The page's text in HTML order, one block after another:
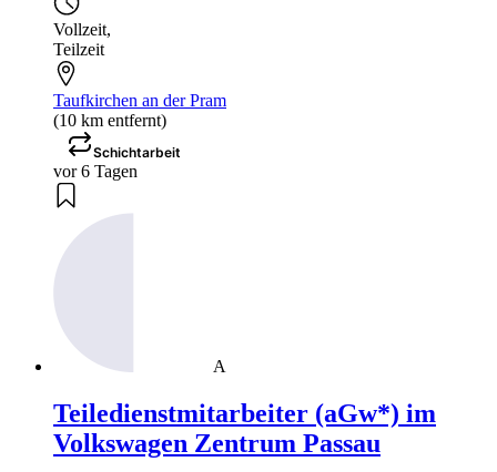
Vollzeit,
Teilzeit
Taufkirchen an der Pram
(10 km entfernt)
Schichtarbeit
vor 6 Tagen
A
Teiledienstmitarbeiter (aGw*) im
Volkswagen Zentrum Passau